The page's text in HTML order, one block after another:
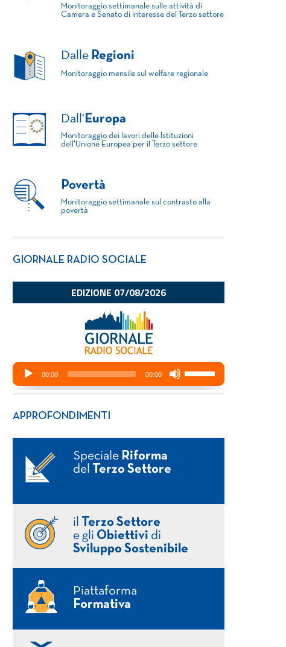
Monitoraggio settimanale sulle attività di
Camera e Senato di interesse del Terzo settore
Dalle Regioni
Monitoraggio mensile sul welfare regionale
Dall' Europa
Monitoraggio dei lavori delle Istituzioni
dell'Unione Europea per il Terzo settore
Povertà
Monitoraggio settimanale sul contrasto alla
povertà
GIORNALE RADIO SOCIALE
APPROFONDIMENTI
Speciale Riforma
del
Terzo Settore
il
Terzo Settore
e gli Obiettivi di
Sviluppo Sostenibile
Piattaforma
Formativa